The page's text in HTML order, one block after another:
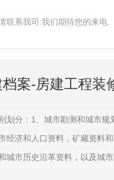
联系我司.我们期待您的来电.
案-房建工程装
划分：1、城市勘测和城市规
经济和人口资料，矿藏资料
城市历史沿革资料，以及城市